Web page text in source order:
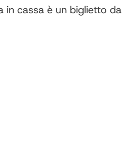
in cassa è un biglietto